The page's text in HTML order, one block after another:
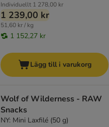
Individuellt 1 278,00 kr
1 239,00 kr
51,60 kr / kg
1 152,27 kr
Lägg till i varukorg
Wolf of Wilderness - RAW
Snacks
NY: Mini Laxfilé (50 g)